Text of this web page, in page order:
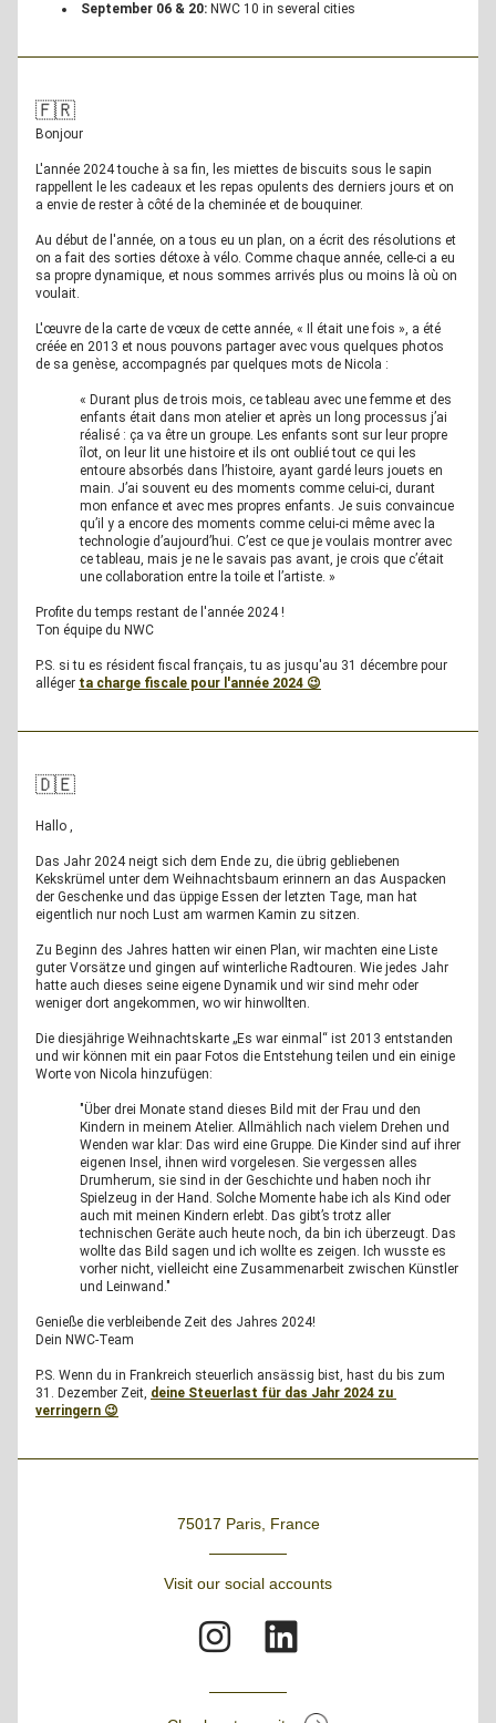
September 06 & 20: NWC 10 in several cities
🇫🇷
Bonjour
L'année 2024 touche à sa fin, les miettes de biscuits sous le sapin
rappellent le les cadeaux et les repas opulents des derniers jours et on
a envie de rester à côté de la cheminée et de bouquiner.
Au début de l'année, on a tous eu un plan, on a écrit des résolutions et
on a fait des sorties détoxe à vélo. Comme chaque année, celle-ci a eu
sa propre dynamique, et nous sommes arrivés plus ou moins là où on
voulait.
L'œuvre de la carte de vœux de cette année, « Il était une fois », a été
créée en 2013 et nous pouvons partager avec vous quelques photos
de sa genèse, accompagnés par quelques mots de Nicola :
« Durant plus de trois mois, ce tableau avec une femme et des
enfants était dans mon atelier et après un long processus j’ai
réalisé : ça va être un groupe. Les enfants sont sur leur propre
îlot, on leur lit une histoire et ils ont oublié tout ce qui les
entoure absorbés dans l’histoire, ayant gardé leurs jouets en
main. J’ai souvent eu des moments comme celui-ci, durant
mon enfance et avec mes propres enfants. Je suis convaincue
qu’il y a encore des moments comme celui-ci même avec la
technologie d’aujourd’hui. C’est ce que je voulais montrer avec
ce tableau, mais je ne le savais pas avant, je crois que c’était
une collaboration entre la toile et l’artiste. »
Profite du temps restant de l'année 2024 !
Ton équipe du NWC
P.S. si tu es résident fiscal français, tu as jusqu'au 31 décembre pour
alléger ta charge fiscale pour l'année 2024 😉
🇩🇪
Hallo ,
Das Jahr 2024 neigt sich dem Ende zu, die übrig gebliebenen
Kekskrümel unter dem Weihnachtsbaum erinnern an das Auspacken
der Geschenke und das üppige Essen der letzten Tage, man hat
eigentlich nur noch Lust am warmen Kamin zu sitzen.
Zu Beginn des Jahres hatten wir einen Plan, wir machten eine Liste
guter Vorsätze und gingen auf winterliche Radtouren. Wie jedes Jahr
hatte auch dieses seine eigene Dynamik und wir sind mehr oder
weniger dort angekommen, wo wir hinwollten.
Die diesjährige Weihnachtskarte „Es war einmal“ ist 2013 entstanden
und wir können mit ein paar Fotos die Entstehung teilen und ein einige
Worte von Nicola hinzufügen:
"Über drei Monate stand dieses Bild mit der Frau und den
Kindern in meinem Atelier. Allmählich nach vielem Drehen und
Wenden war klar: Das wird eine Gruppe. Die Kinder sind auf ihrer
eigenen Insel, ihnen wird vorgelesen. Sie vergessen alles
Drumherum, sie sind in der Geschichte und haben noch ihr
Spielzeug in der Hand. Solche Momente habe ich als Kind oder
auch mit meinen Kindern erlebt. Das gibt’s trotz aller
technischen Geräte auch heute noch, da bin ich überzeugt. Das
wollte das Bild sagen und ich wollte es zeigen. Ich wusste es
vorher nicht, vielleicht eine Zusammenarbeit zwischen Künstler
und Leinwand."
Genieße die verbleibende Zeit des Jahres 2024!
Dein NWC-Team
P.S. Wenn du in Frankreich steuerlich ansässig bist, hast du bis zum
31. Dezember Zeit, deine Steuerlast für das Jahr 2024 zu
verringern 😉
75017 Paris, France
Visit our social accounts